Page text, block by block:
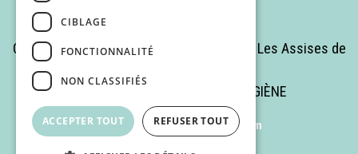
Copyrights © 2025 Tous droits réservés - Les Assises de
Site réalisé par MÉDECINE & HYGIÈNE
Powered by Netgen & eZ Platform
CIBLAGE
FONCTIONNALITÉ
NON CLASSIFIÉS
ACCEPTER TOUT REFUSER TOUT